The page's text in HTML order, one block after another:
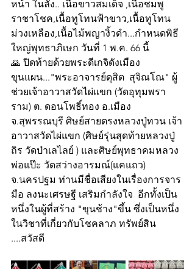
หน้า ในลัง.. เนื้อขาวสมเด็จ ,เนื้อชมพู
ราชาโชค,เนื้อทูโทนฟ้าขาว,เนื้อทูโทน
ม่วงเหลือง,เนื้อไม้พญางิ้วดำ...กำหนดพิธี
ใหญ่พุทธาภิเษก วันที่ 1 พ.ค. 66 นี้
🙏 ปิดท้ายด้วยพระดีเกจิดังเมือง
ขุนแผน..."พระอาจารย์ดุสิต  สุจิณโณ" ผู้
ช่วยเจ้าอาวาสวัดไผ่แขก (วัดอุทุมพรา
ราม) ต. ดอนโพธิ์ทอง อ.เมือง
จ.สุพรรณบุรี ศิษย์สายตรงหลวงปู่ทวน เจ้า
อาวาสวัดไผ่แขก (ศิษย์รุ่นสุดท้ายหลวงปู่
ถิร วัดป่าเลไลย์ ) และศิษย์พุทธาคมหลวง
พ่อแป๊ะ วัดสว่างอารมณ์(แคแถว)
จ.นครปฐม ท่านมีชื่อเสียงในเรื่องการจาร
มือ ลงนะเศรษฐี เสริมกำลังใจ  อีกทั้งเป็น
หนึ่งในผู้ที่สร้าง "ขุนช้าง"ขึ้น ซึ่งเป็นหนึ่ง
ในวิชาที่เกี่ยวกับโชคลาภ ทรัพย์สิน
....สวัสดี